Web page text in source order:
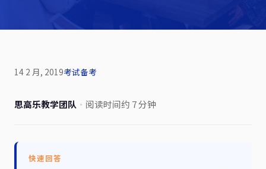
14 2 月, 2019考试备考
思高乐教学团队 · 阅读时间约 7 分钟
快速回答